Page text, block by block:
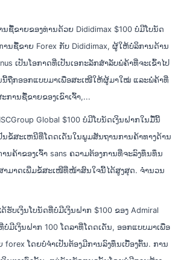
ຊື້ຂາຍຂອງທ່ານດ້ວຍ Dididimax $100 ບໍ່ມີໂບນັດ
ານຊື້ຂາຍ Forex ກັບ Dididimax, ຜູ້ໃຫ້ບໍລິການດ້ານ
ເປັນໂອກາດທີ່ເປັນເອກະລັກສໍາລັບພໍ່ຄ້າທີ່ຈະເຂົ້າໄປ
ນີ້ຖືກອອກແບບມາເພື່ອສະເໜີໃຫ້ຜູ້ມາໃໝ່ ແລະພໍ່ຄ້າທີ່
ານຊື້ຂາຍຂອງເຂົາເຈົ້າ,...
Global $100 ບໍ່ມີໂບນັດເງິນຝາກໃນມື້ນີ້
ນຂໍ້ສະເຫນີທີ່ໂດດເດັ່ນໃນພູມສັນຖານການຄ້າທາງດ້ານ
ນຄ້າຂອງເຈົ້າ sans ຄວາມຕ້ອງການທີ່ຈະລົງທຶນທຶນ
ມາດເພີ່ມຂໍ້ສະເໜີທີ່ໜ້າສົນໃຈນີ້ໄດ້ສູງສຸດ. ຈຳນວນ
ດ້ຮັບເງິນໂບນັດທີ່ບໍ່ມີເງິນຝາກ $100 ຂອງ Admiral
ມີເງິນຝາກ 100 ໂດລາທີ່ໂດດເດັ່ນ, ອອກແບບມາເພື່ອ
ໂດຍບໍ່ຈໍາເປັນຕ້ອງມີການລົງທຶນເບື້ອງຕົ້ນ. ການ